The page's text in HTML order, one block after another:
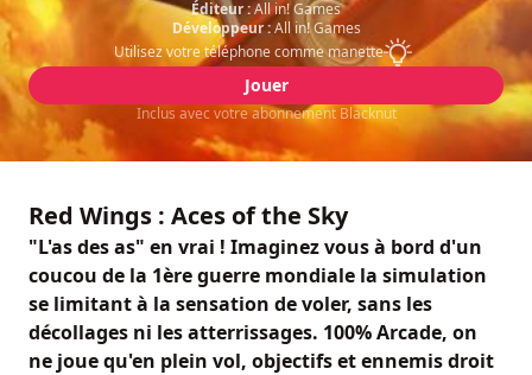
Éditeur :All in! Games
Développeur : All in! Games
Utilisez votre téléphone comme manette
Jouer
Inclus avec votre abonnement Blacknut
Red Wings : Aces of the Sky
"L'as des as" en vrai ! Imaginez vous à bord d'un
coucou de la 1ère guerre mondiale la simulation
se limitant à la sensation de voler, sans les
décollages ni les atterrissages. 100% Arcade, on
ne joue qu'en plein vol, objectifs et ennemis droit